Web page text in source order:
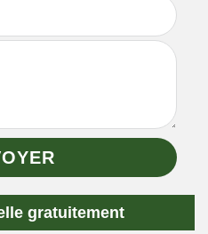
gratuitement